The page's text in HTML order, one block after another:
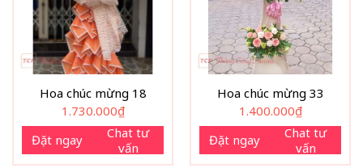
Hoa chúc mừng 18
1.730.000₫
Đặt ngay
Chat tư
vấn
Hoa chúc mừng 33
1.400.000₫
Đặt ngay
Chat tư
vấn